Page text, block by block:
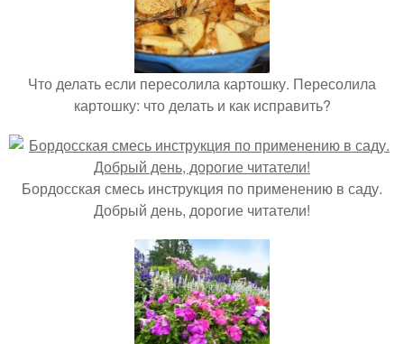
Что делать если пересолила картошку. Пересолила
картошку: что делать и как исправить?
Бордосская смесь инструкция по применению в саду.
Добрый день, дорогие читатели!